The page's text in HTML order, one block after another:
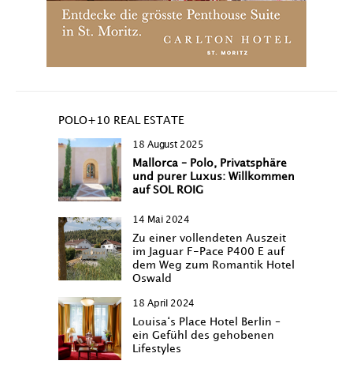
POLO+10 REAL ESTATE
18 August 2025
Mallorca – Polo, Privatsphäre
und purer Luxus: Willkommen
auf SOL ROIG
14 Mai 2024
Zu einer vollendeten Auszeit
im Jaguar F-Pace P400 E auf
dem Weg zum Romantik Hotel
Oswald
18 April 2024
Louisa‘s Place Hotel Berlin –
ein Gefühl des gehobenen
Lifestyles